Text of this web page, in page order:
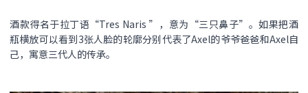
酒款得名于拉丁语“Tres Naris ”，意为“三只鼻子”。如果把酒
瓶横放可以看到3张人脸的轮廓分别代表了Axel的爷爷爸爸和Axel自
己，寓意三代人的传承。